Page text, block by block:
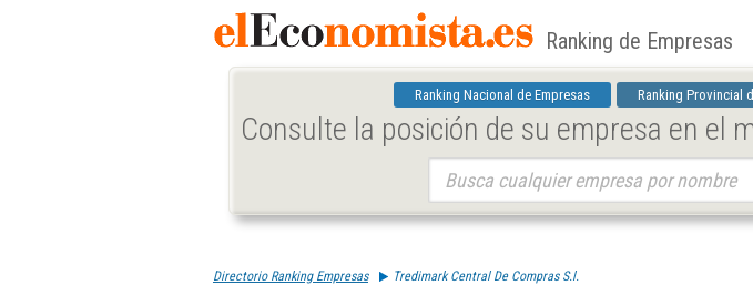
Ranking de Empresas
Ranking Nacional de Empresas Ranking Provincial
Consulte la posición de su empresa en el
Directorio Ranking Empresas Tredimark Central De Compras S.l.